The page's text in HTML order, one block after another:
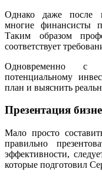
Однако даже после
многие финансисты
Таким образом
соответствует
Одновременно с
потенциальному
план и выяснить
Презентация
Мало просто
правильно
эффективности,
которые подготовил